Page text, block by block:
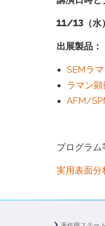
11/13（水
出展製品 ：
SEMラマ
ラマン
AFM/
プログラム
実用表面